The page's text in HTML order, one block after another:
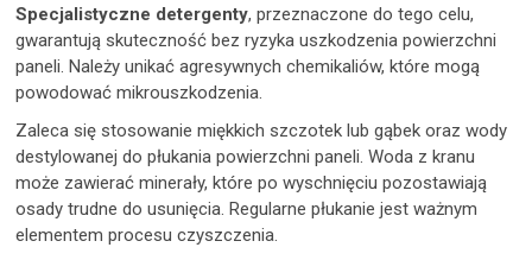
Specjalistyczne detergenty, przeznaczone do tego celu,
gwarantują skuteczność bez ryzyka uszkodzenia powierzchni
paneli. Należy unikać agresywnych chemikaliów, które mogą
powodować mikrouszkodzenia.
Zaleca się stosowanie miękkich szczotek lub gąbek oraz wody
destylowanej do płukania powierzchni paneli. Woda z kranu
może zawierać minerały, które po wyschnięciu pozostawiają
osady trudne do usunięcia. Regularne płukanie jest ważnym
elementem procesu czyszczenia.